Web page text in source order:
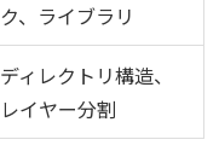
ク、ライブラリ
ディレクトリ構造、
レイヤー分割